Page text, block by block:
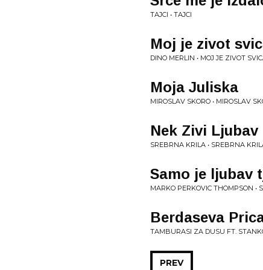
TAJCI • TAJCI
Moj je zivot
DINO MERLIN • MOJ JE ZIVOT
Moja Juliska
MIROSLAV SKORO • MIROSLAV
Nek Zivi Ljubav
SREBRNA KRILA • SREBRNA
Samo je ljubav
MARKO PERKOVIC THOMPSON •
Berdaseva
TAMBURASI ZA DUSU FT.
PREV